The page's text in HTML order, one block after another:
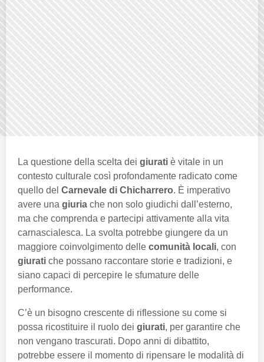
La questione della scelta dei giurati è vitale in un
contesto culturale così profondamente radicato come
quello del Carnevale di Chicharrero. È imperativo
avere una giuria che non solo giudichi dall’esterno,
ma che comprenda e partecipi attivamente alla vita
carnascialesca. La svolta potrebbe giungere da un
maggiore coinvolgimento delle comunità locali, con
giurati che possano raccontare storie e tradizioni, e
siano capaci di percepire le sfumature delle
performance.
C’è un bisogno crescente di riflessione su come si
possa ricostituire il ruolo dei giurati, per garantire che
non vengano trascurati. Dopo anni di dibattito,
potrebbe essere il momento di ripensare le modalità di